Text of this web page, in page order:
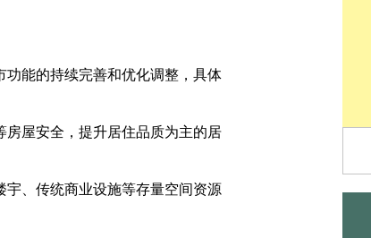
能的持续完善和优化调整，具体
屋安全，提升居住品质为主的居
、传统商业设施等存量空间资源